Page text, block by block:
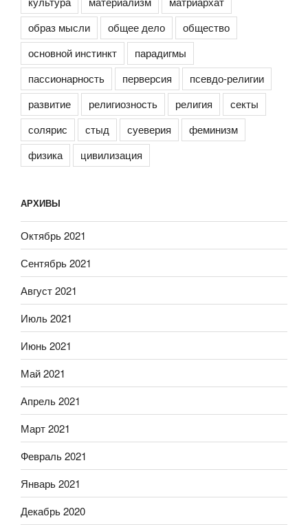
образ мысли
общее дело
общество
основной инстинкт
парадигмы
пассионарность
перверсия
псевдо-религии
развитие
религиозность религия
секты
солярис
стыд суеверия
феминизм
физика
цивилизация
АРХИВЫ
Октябрь 2021
Сентябрь 2021
Август 2021
Июль 2021
Июнь 2021
Май 2021
Апрель 2021
Март 2021
Февраль 2021
Январь 2021
Декабрь 2020